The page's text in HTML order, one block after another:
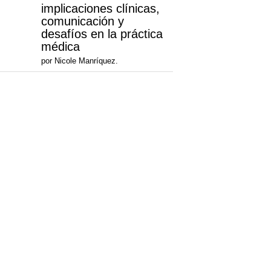
implicaciones clínicas,
comunicación y
desafíos en la práctica
médica
por Nicole Manríquez.